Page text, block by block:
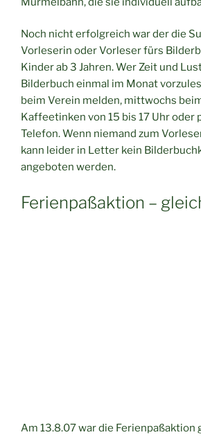
Noch nicht erfolgreich war der die
Vorleserin oder Vorleser fürs
Kinder ab 3 Jahren. Wer Zeit und
Bilderbuch einmal im Monat
beim Verein melden, mittwochs
Kaffeetinken von 15 bis 17 Uhr oder
Telefon. Wenn niemand zum
kann leider in Letter kein
angeboten werden.
Ferienpaßaktion –
Am 13.8.07 war die Ferienpaßaktion